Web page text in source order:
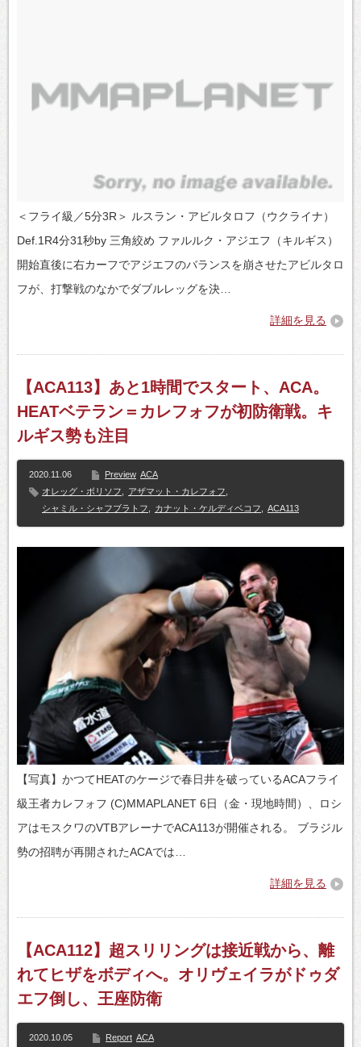
＜フライ級／5分3R＞ ルスラン・アビルタロフ（ウクライナ）
Def.1R4分31秒by 三角絞め ファルルク・アジエフ（キルギス）
開始直後に右カーフでアジエフのバランスを崩させたアビルタロ
フが、打撃戦のなかでダブルレッグを決…
詳細を見る
【ACA113】あと1時間でスタート、ACA。
HEATベテラン＝カレフォフが初防衛戦。キ
ルギス勢も注目
2020.11.06 Preview ACA
オレッグ・ボリソフ
アザマット・カレフォフ
シャミル・シャフブラトフ
カナット・ケルディベコフ ACA113
【写真】かつてHEATのケージで春日井を破っているACAフライ
級王者カレフォフ (C)MMAPLANET 6日（金・現地時間）、ロシ
アはモスクワのVTBアレーナでACA113が開催される。 ブラジル
勢の招聘が再開されたACAでは…
詳細を見る
【ACA112】超スリリングは接近戦から、離
れてヒザをボディへ。オリヴェイラがドゥダ
エフ倒し、王座防衛
2020.10.05 Report ACA